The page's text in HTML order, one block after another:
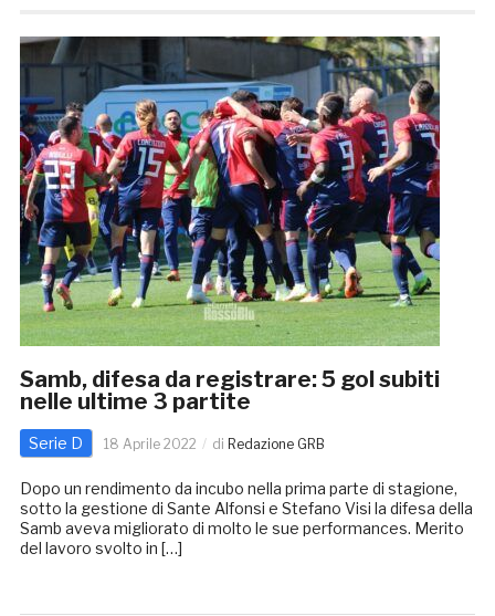
Samb, difesa da registrare: 5 gol subiti
nelle ultime 3 partite
Serie D 18 Aprile 2022 di Redazione GRB
Dopo un rendimento da incubo nella prima parte di stagione,
sotto la gestione di Sante Alfonsi e Stefano Visi la difesa della
Samb aveva migliorato di molto le sue performances. Merito
del lavoro svolto in […]